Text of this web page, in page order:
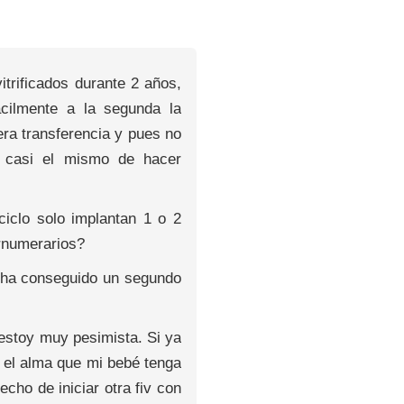
durante 2 años,
a la segunda la
transferencia y pues no
el mismo de hacer
solo implantan 1 o 2
conseguido un segundo
muy pesimista. Si ya
alma que mi bebé tenga
de iniciar otra fiv con